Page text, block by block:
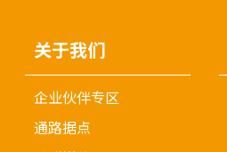
关于我们
企业伙伴专区
通路据点